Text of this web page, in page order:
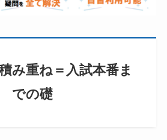
み重ね＝入試本番ま
での礎